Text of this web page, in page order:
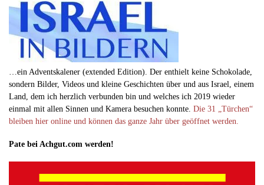
…ein Adventskalener (extended Edition). Der enthielt keine Schokolade,
sondern Bilder, Videos und kleine Geschichten über und aus Israel, einem
Land, dem ich herzlich verbunden bin und welches ich 2019 wieder
einmal mit allen Sinnen und Kamera besuchen konnte. Die 31 „Türchen“
bleiben hier online und können das ganze Jahr über geöffnet werden.
Pate bei Achgut.com werden!